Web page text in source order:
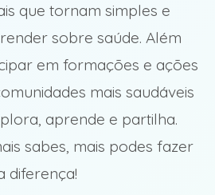
SBV
|
📍 21 de
de 2026 na
à aprendizagem
que tornam simples e
sobre saúde. Além
em formações e ações
mais saudáveis
aprende e partilha.
sabes, mais podes fazer
diferença!